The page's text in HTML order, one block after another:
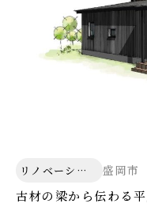
リノベーショ
盛岡市
古材の梁から伝わる